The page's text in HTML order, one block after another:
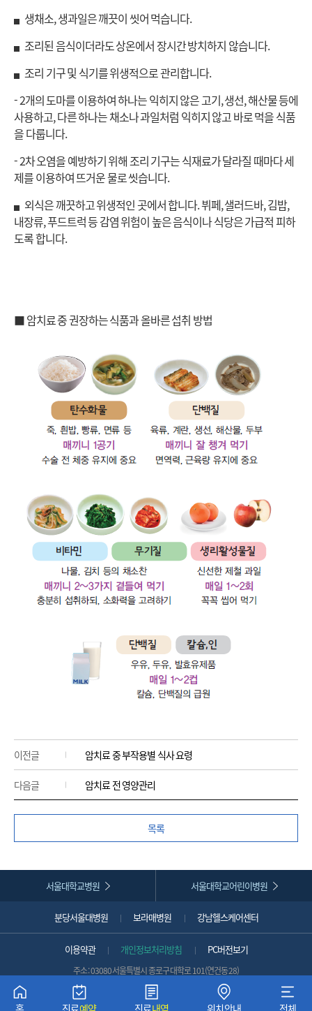
▖생채소, 생과일은 깨끗이 씻어 먹습니다.
▖조리된 음식이더라도 상온에서 장시간 방치하지 않습니다.
▖조리 기구 및 식기를 위생적으로 관리합니다.
- 2개의 도마를 이용하여 하나는 익히지 않은 고기, 생선, 해산물 등에
사용하고, 다른 하나는 채소나 과일처럼 익히지 않고 바로 먹을 식품
을 다룹니다.
- 2차 오염을 예방하기 위해 조리 기구는 식재료가 달라질 때마다 세
제를 이용하여 뜨거운 물로 씻습니다.
▖외식은 깨끗하고 위생적인 곳에서 합니다. 뷔페, 샐러드바, 김밥,
내장류, 푸드트럭 등 감염 위험이 높은 음식이나 식당은 가급적 피하
도록 합니다.
■ 암치료 중 권장하는 식품과 올바른 섭취 방법
이전글 암치료 중 부작용별 식사 요령
다음글 암치료 전 영양관리
목록
서울대학교병원 서울대학교어린이병원
분당서울대병원 보라매병원 강남헬스케어센터
이용약관 개인정보처리방침 PC버전보기
주소 : 03080 서울특별시 종로구 대학로 101(연건동 28)
+82-2-1588-5700
COPYRIGHT 2022 SNUH. ALL RIGHTS RESERVED.